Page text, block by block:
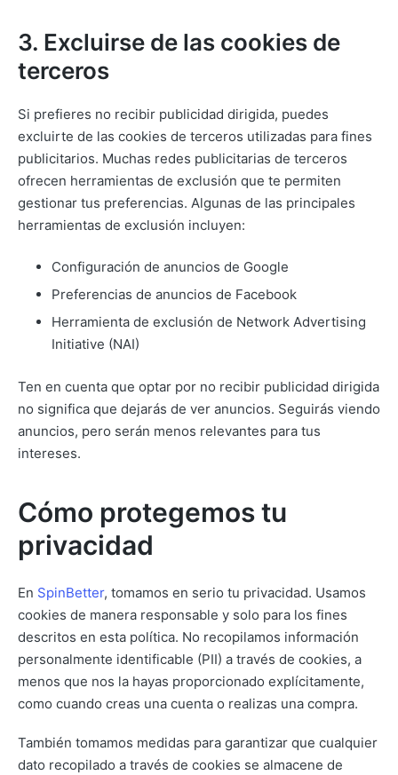
3. Excluirse de las cookies de
terceros
Si prefieres no recibir publicidad dirigida, puedes
excluirte de las cookies de terceros utilizadas para fines
publicitarios. Muchas redes publicitarias de terceros
ofrecen herramientas de exclusión que te permiten
gestionar tus preferencias. Algunas de las principales
herramientas de exclusión incluyen:
Configuración de anuncios de Google
Preferencias de anuncios de Facebook
Herramienta de exclusión de Network Advertising
Initiative (NAI)
Ten en cuenta que optar por no recibir publicidad dirigida
no significa que dejarás de ver anuncios. Seguirás viendo
anuncios, pero serán menos relevantes para tus
intereses.
Cómo protegemos tu
privacidad
En SpinBetter, tomamos en serio tu privacidad. Usamos
cookies de manera responsable y solo para los fines
descritos en esta política. No recopilamos información
personalmente identificable (PII) a través de cookies, a
menos que nos la hayas proporcionado explícitamente,
como cuando creas una cuenta o realizas una compra.
También tomamos medidas para garantizar que cualquier
dato recopilado a través de cookies se almacene de